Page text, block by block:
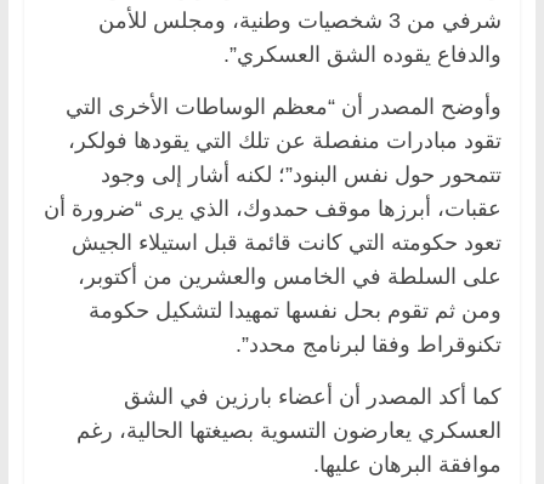
شرفي من 3 شخصيات وطنية، ومجلس للأمن
والدفاع يقوده الشق العسكري”.
وأوضح المصدر أن “معظم الوساطات الأخرى التي
تقود مبادرات منفصلة عن تلك التي يقودها فولكر،
تتمحور حول نفس البنود”؛ لكنه أشار إلى وجود
عقبات، أبرزها موقف حمدوك، الذي يرى “ضرورة أن
تعود حكومته التي كانت قائمة قبل استيلاء الجيش
على السلطة في الخامس والعشرين من أكتوبر،
ومن ثم تقوم بحل نفسها تمهيدا لتشكيل حكومة
تكنوقراط وفقا لبرنامج محدد”.
كما أكد المصدر أن أعضاء بارزين في الشق
العسكري يعارضون التسوية بصيغتها الحالية، رغم
موافقة البرهان عليها.